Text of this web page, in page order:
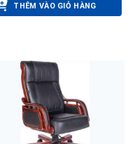
THÊM VÀO GIỎ HÀNG